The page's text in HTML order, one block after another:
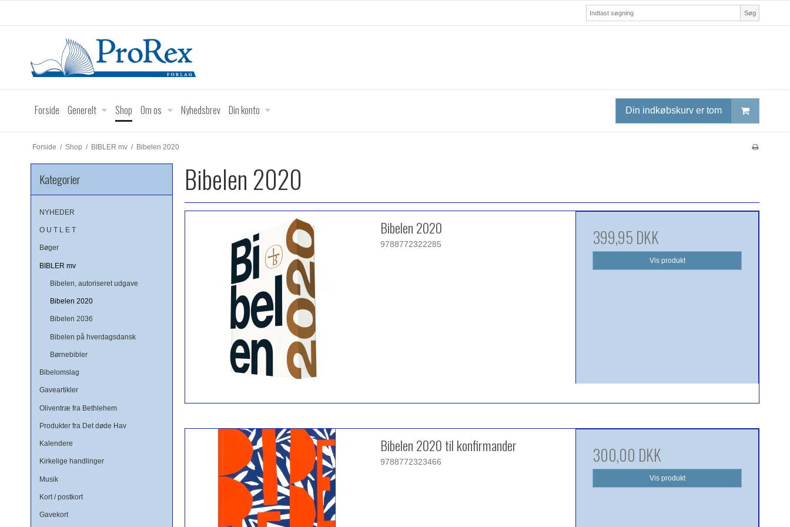
Søg
Forside Generelt Shop Om os Nyhedsbrev Din konto Din indkøbskurv er tom
Forside / Shop / BIBLER mv / Bibelen 2020
Kategorier
NYHEDER
O U T L E T
Bøger
BIBLER mv
Bibelen, autoriseret udgave
Bibelen 2020
Bibelen 2036
Bibelen på hverdagsdansk
Børnebibler
Bibelomslag
Gaveartikler
Oliventræ fra Bethlehem
Produkter fra Det døde Hav
Kalendere
Kirkelige handlinger
Musik
Kort / postkort
Gavekort
Bibelen 2020
Bibelen 2020
9788772322285 399,95 DKK
Vis produkt
Bibelen 2020 til konfirmander
9788772323466 300,00 DKK
Vis produkt